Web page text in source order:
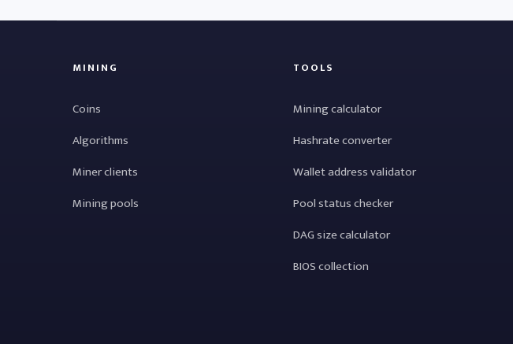
MINING
Coins
Algorithms
Miner clients
Mining pools
TOOLS
Mining calculator
Hashrate converter
Wallet address validator
Pool status checker
DAG size calculator
BIOS collection